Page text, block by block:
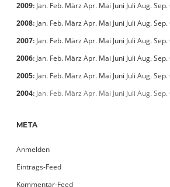
2009: Jan. Feb. März Apr. Mai Juni Juli Aug.Sep.
2008: Jan. Feb. März Apr. Mai Juni Juli Aug.Sep.
2007: Jan. Feb. März Apr. Mai Juni Juli Aug.Sep.
2006: Jan. Feb. März Apr. Mai Juni Juli Aug.Sep.
2005: Jan. Feb. März Apr. Mai Juni Juli Aug.Sep.
2004: Jan. Feb. März Apr. Mai Juni Juli Aug.Sep.
META
Anmelden
Eintrags-Feed
Kommentar-Feed